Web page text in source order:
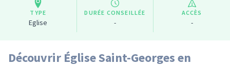
TYPE
Eglise
DURÉE CONSEILLÉE
-
ACCÈS
-
Découvrir Église Saint-Georges en